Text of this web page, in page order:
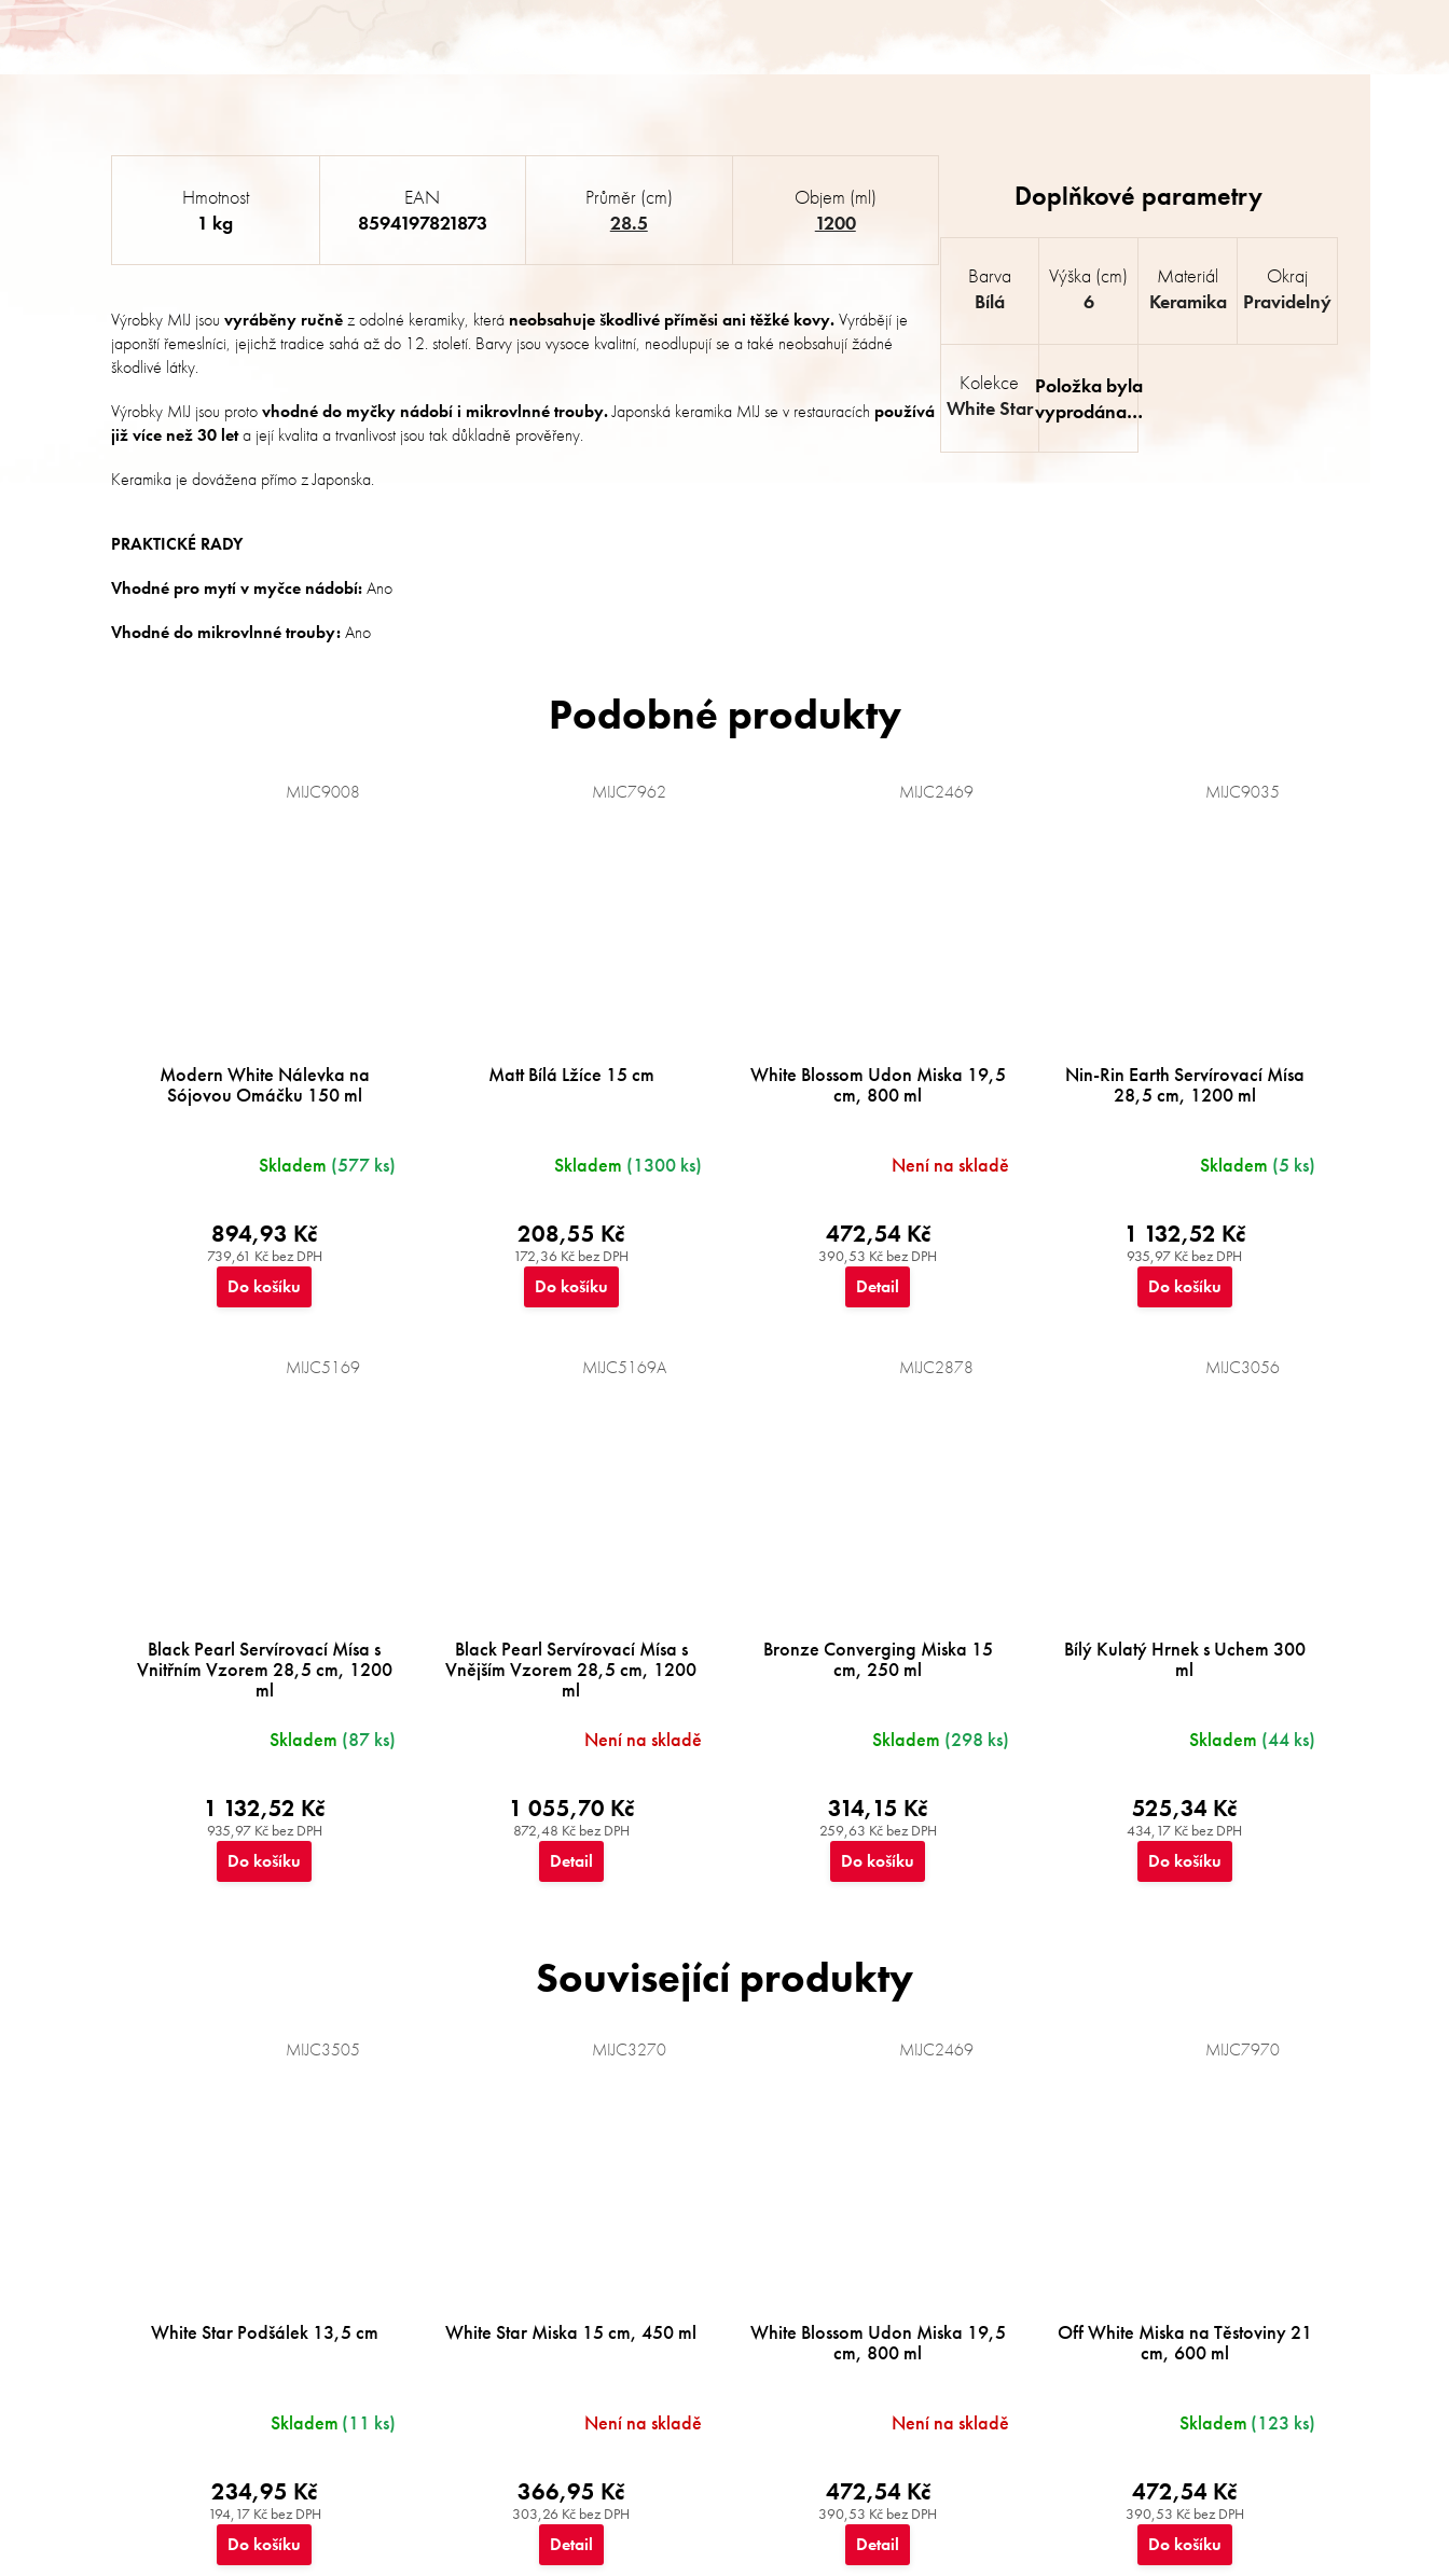
Výrobky MIJ jsou vyráběny ručněz odolné keramiky, která neobsahuje škodlivé příměsi ani těžké kovy.Vyrábějí je
japonští řemeslníci, jejichž tradice sahá až do 12. století. Barvy jsou vysoce kvalitní, neodlupují se a také neobsahují žádné
škodlivé látky.
Výrobky MIJ jsou protovhodné do myčky nádobí i mikrovlnné trouby.Japonská keramika MIJ se v restauracích používá
již více než 30 leta její kvalita a trvanlivost jsou tak důkladně prověřeny.
Keramika je dovážena přímo z Japonska.
PRAKTICKÉ RADY
Vhodné pro mytí v myčce nádobí:Ano
Vhodné do mikrovlnné trouby:Ano
Hmotnost
1 kg
EAN
8594197821873
Průměr (cm)
28.5
Objem (ml)
1200
Barva
Bílá
Výška (cm)
6
Materiál
Keramika
Okraj
Pravidelný
Kolekce
White Star
Položka byla
vyprodána…
Modern White Nálevka na
Sójovou Omáčku 150 ml
Skladem (577 ks)
739,61 Kč bez DPH
894,93 Kč
Do košíku
MIJC9008
Matt Bílá Lžíce 15 cm
Skladem (1300 ks)
172,36 Kč bez DPH
208,55 Kč
Do košíku
MIJC7962
White Blossom Udon Miska 19,5
cm, 800 ml
Není na skladě
390,53 Kč bez DPH
472,54 Kč
Detail
MIJC2469
Nin-Rin Earth Servírovací Mísa
28,5 cm, 1200 ml
Skladem (5 ks)
935,97 Kč bez DPH
1 132,52 Kč
Do košíku
MIJC9035
Black Pearl Servírovací Mísa s
Vnitřním Vzorem 28,5 cm, 1200
ml
Skladem (87 ks)
935,97 Kč bez DPH
1 132,52 Kč
Do košíku
MIJC5169
Black Pearl Servírovací Mísa s
Vnějším Vzorem 28,5 cm, 1200
ml
Není na skladě
872,48 Kč bez DPH
1 055,70 Kč
Detail
MIJC5169A
Bronze Converging Miska 15
cm, 250 ml
Skladem (298 ks)
259,63 Kč bez DPH
314,15 Kč
Do košíku
MIJC2878
Bílý Kulatý Hrnek s Uchem 300
ml
Skladem (44 ks)
434,17 Kč bez DPH
525,34 Kč
Do košíku
MIJC3056
Související produkty
White Star Podšálek 13,5 cm
Skladem (11 ks)
194,17 Kč bez DPH
234,95 Kč
Do košíku
MIJC3505
White Star Miska 15 cm, 450 ml
Není na skladě
303,26 Kč bez DPH
366,95 Kč
Detail
MIJC3270
White Blossom Udon Miska 19,5
cm, 800 ml
Není na skladě
390,53 Kč bez DPH
472,54 Kč
Detail
MIJC2469
Off White Miska na Těstoviny 21
cm, 600 ml
Skladem (123 ks)
390,53 Kč bez DPH
472,54 Kč
Do košíku
MIJC7970